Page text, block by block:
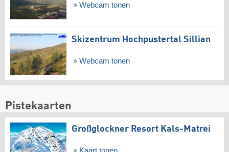
Webcam tonen
Skizentrum Hochpustertal Sillian
Webcam tonen
Pistekaarten
Großglockner Resort Kals-Matrei